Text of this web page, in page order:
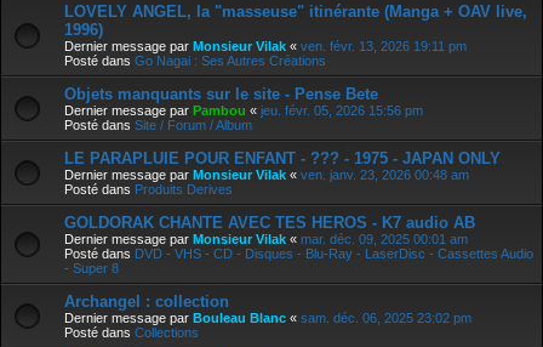
LOVELY ANGEL, la "masseuse" itinérante (Manga + OAV live,
1996)
Dernier message par Monsieur Vilak « ven. févr. 13, 2026 19:11 pm
Posté dans Go Nagai : Ses Autres Créations
Objets manquants sur le site - Pense Bete
Dernier message par Pambou « jeu. févr. 05, 2026 15:56 pm
Posté dans Site / Forum / Album
LE PARAPLUIE POUR ENFANT - ??? - 1975 - JAPAN ONLY
Dernier message par Monsieur Vilak « ven. janv. 23, 2026 00:48 am
Posté dans Produits Derives
GOLDORAK CHANTE AVEC TES HEROS - K7 audio AB
Dernier message par Monsieur Vilak « mar. déc. 09, 2025 00:01 am
Posté dans DVD - VHS - CD - Disques - Blu-Ray - LaserDisc - Cassettes Audio
- Super 8
Archangel : collection
Dernier message par Bouleau Blanc « sam. déc. 06, 2025 23:02 pm
Posté dans Collections